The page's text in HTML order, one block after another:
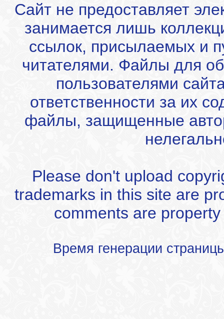
Сайт не предоставляет
занимается лишь
ссылок, присылаемых и
читателями. Файлы для
пользователями
ответственности за их
файлы, защищенные
Please don't upload
trademarks in this site are
comments are
Время генерации